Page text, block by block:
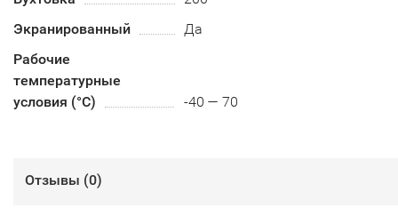
Экранированный
Да
Рабочие
температурные
условия (°С)
-40 — 70
Отзывы (0)